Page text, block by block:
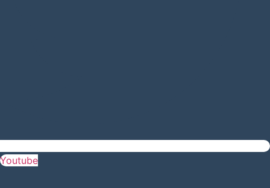
Youtube